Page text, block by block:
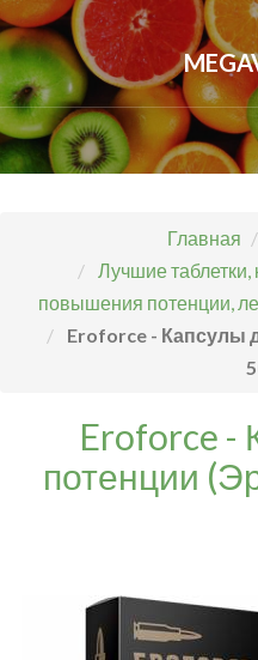
Главная
Лучшие таблетки,
повышения потенции,
Eroforce - Капсулы
Eroforce -
потенции